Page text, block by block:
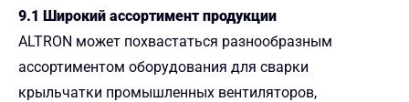
9.1 Широкий ассортимент продукции
ALTRON может похвастаться разнообразным
ассортиментом оборудования для сварки
крыльчатки промышленных вентиляторов,